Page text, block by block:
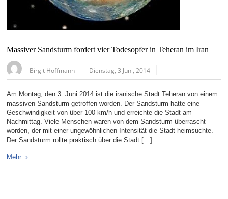
Massiver Sandsturm fordert vier Todesopfer in Teheran im Iran
Birgit Hoffmann Dienstag, 3 Juni, 2014
Am Montag, den 3. Juni 2014 ist die iranische Stadt Teheran von einem
massiven Sandsturm getroffen worden. Der Sandsturm hatte eine
Geschwindigkeit von über 100 km/h und erreichte die Stadt am
Nachmittag. Viele Menschen waren von dem Sandsturm überrascht
worden, der mit einer ungewöhnlichen Intensität die Stadt heimsuchte.
Der Sandsturm rollte praktisch über die Stadt […]
Mehr